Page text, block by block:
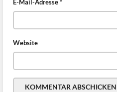
E-Mail-Adresse*
Website